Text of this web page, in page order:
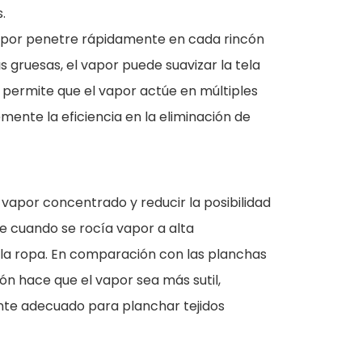
penetre rápidamente en cada rincón
el vapor puede suavizar la tela
que el vapor actúe en múltiples
la eficiencia en la eliminación de
concentrado y reducir la posibilidad
cuando se rocía vapor a alta
ropa. En comparación con las planchas
hace que el vapor sea más sutil,
adecuado para planchar tejidos